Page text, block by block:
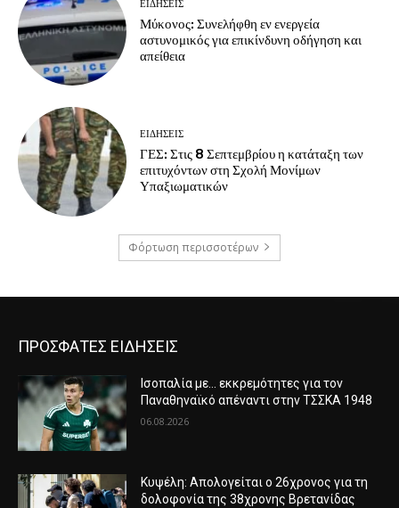
ΕΙΔΗΣΕΙΣ
Μύκονος: Συνελήφθη εν ενεργεία
αστυνομικός για επικίνδυνη οδήγηση και
απείθεια
ΕΙΔΗΣΕΙΣ
ΓΕΣ: Στις 8 Σεπτεμβρίου η κατάταξη των
επιτυχόντων στη Σχολή Μονίμων
Υπαξιωματικών
Φόρτωση περισσοτέρων
ΠΡΟΣΦΑΤΕΣ ΕΙΔΗΣΕΙΣ
Ισοπαλία με… εκκρεμότητες για τον
Παναθηναϊκό απέναντι στην ΤΣΣΚΑ 1948
06.08.2026
Κυψέλη: Απολογείται ο 26χρονος για τη
δολοφονία της 38χρονης Βρετανίδας